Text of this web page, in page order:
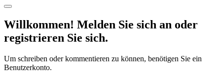
Willkommen! Melden Sie sich an oder
registrieren Sie sich.
Um schreiben oder kommentieren zu können, benötigen Sie ein
Benutzerkonto.